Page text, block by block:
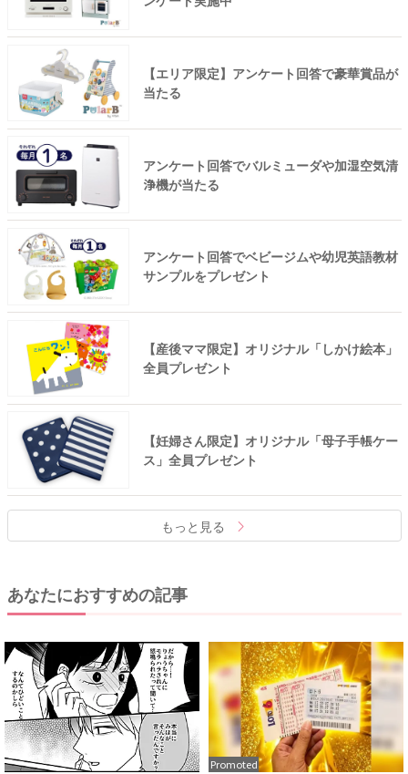
【エリア限定】アンケート回答で豪華賞品が
当たる
アンケート回答でバルミューダや加湿空気清
浄機が当たる
アンケート回答でベビージムや幼児英語教材
サンプルをプレゼント
【産後ママ限定】オリジナル「しかけ絵本」
全員プレゼント
【妊婦さん限定】オリジナル「母子手帳ケー
ス」全員プレゼント
もっと見る
あなたにおすすめの記事
Promoted